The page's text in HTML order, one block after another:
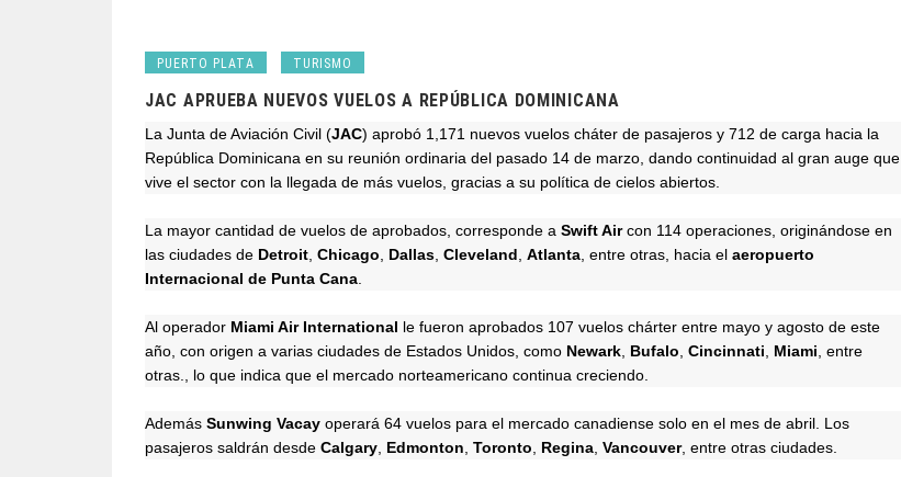
PUERTO PLATA TURISMO
JAC APRUEBA NUEVOS VUELOS A REPÚBLICA DOMINICANA
La Junta de Aviación Civil (JAC) aprobó 1,171 nuevos vuelos cháter de pasajeros y 712 de carga hacia la
República Dominicana en su reunión ordinaria del pasado 14 de marzo, dando continuidad al gran auge que
vive el sector con la llegada de más vuelos, gracias a su política de cielos abiertos.
La mayor cantidad de vuelos de aprobados, corresponde a Swift Air con 114 operaciones, originándose en
las ciudades de Detroit, Chicago, Dallas, Cleveland, Atlanta, entre otras, hacia el aeropuerto
Internacional de Punta Cana.
Al operador Miami Air International le fueron aprobados 107 vuelos chárter entre mayo y agosto de este
año, con origen a varias ciudades de Estados Unidos, como Newark, Bufalo, Cincinnati, Miami, entre
otras., lo que indica que el mercado norteamericano continua creciendo.
Además Sunwing Vacay operará 64 vuelos para el mercado canadiense solo en el mes de abril. Los
pasajeros saldrán desde Calgary, Edmonton, Toronto, Regina, Vancouver, entre otras ciudades.